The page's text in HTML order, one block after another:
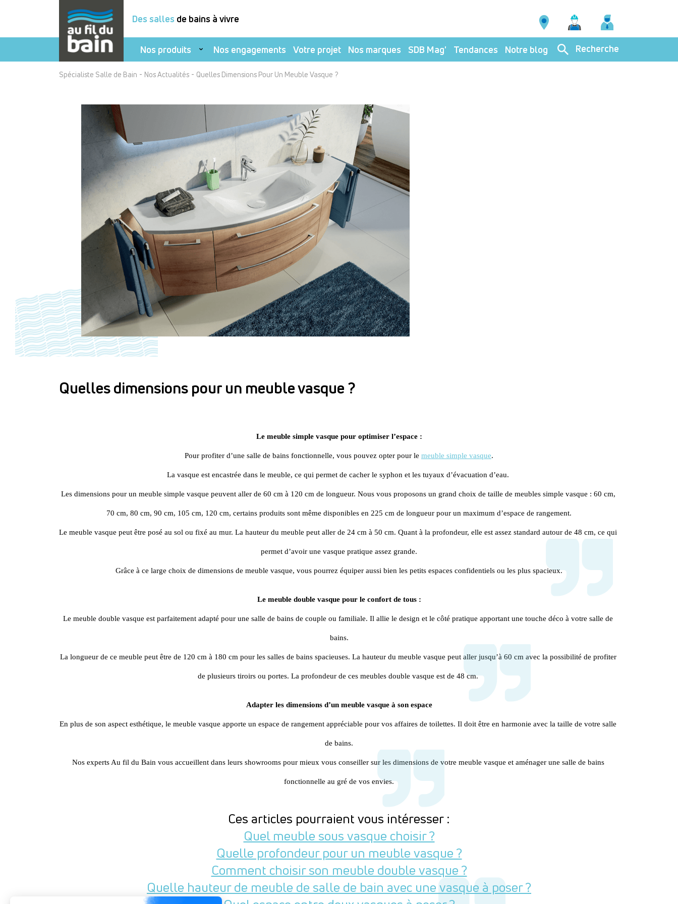
Des salles de bains à vivre
Nos produits Nos engagements Votre projet Nos marques SDB Mag' Tendances Notre blog Recherche
Spécialiste Salle de Bain - Nos Actualités - Quelles Dimensions Pour Un Meuble Vasque ?
Quelles dimensions pour un meuble vasque ?
Le meuble simple vasque pour optimiser l’espace :
Pour profiter d’une salle de bains fonctionnelle, vous pouvez opter pour le meuble simple vasque.
La vasque est encastrée dans le meuble, ce qui permet de cacher le syphon et les tuyaux d’évacuation d’eau.
Les dimensions pour un meuble simple vasque peuvent aller de 60 cm à 120 cm de longueur. Nous vous proposons un grand choix de taille de meubles simple vasque : 60 cm,
70 cm, 80 cm, 90 cm, 105 cm, 120 cm, certains produits sont même disponibles en 225 cm de longueur pour un maximum d’espace de rangement.
Le meuble vasque peut être posé au sol ou fixé au mur. La hauteur du meuble peut aller de 24 cm à 50 cm. Quant à la profondeur, elle est assez standard autour de 48 cm, ce qui
permet d’avoir une vasque pratique assez grande.
Grâce à ce large choix de dimensions de meuble vasque, vous pourrez équiper aussi bien les petits espaces confidentiels ou les plus spacieux.
Le meuble double vasque pour le confort de tous :
Le meuble double vasque est parfaitement adapté pour une salle de bains de couple ou familiale. Il allie le design et le côté pratique apportant une touche déco à votre salle de
bains.
La longueur de ce meuble peut être de 120 cm à 180 cm pour les salles de bains spacieuses. La hauteur du meuble vasque peut aller jusqu’à 60 cm avec la possibilité de profiter
de plusieurs tiroirs ou portes. La profondeur de ces meubles double vasque est de 48 cm.
Adapter les dimensions d’un meuble vasque à son espace
En plus de son aspect esthétique, le meuble vasque apporte un espace de rangement appréciable pour vos affaires de toilettes. Il doit être en harmonie avec la taille de votre salle
de bains.
Nos experts Au fil du Bain vous accueillent dans leurs showrooms pour mieux vous conseiller sur les dimensions de votre meuble vasque et aménager une salle de bains
fonctionnelle au gré de vos envies.
Ces articles pourraient vous intéresser :
Quel meuble sous vasque choisir ?
Quelle profondeur pour un meuble vasque ?
Comment choisir son meuble double vasque ?
Quelle hauteur de meuble de salle de bain avec une vasque à poser ?